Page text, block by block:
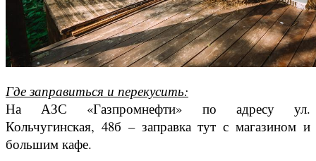
Где заправиться и перекусить:
На АЗС «Газпромнефти» по адресу ул.
Кольчугинская, 48б – заправка тут с магазином и
большим кафе.